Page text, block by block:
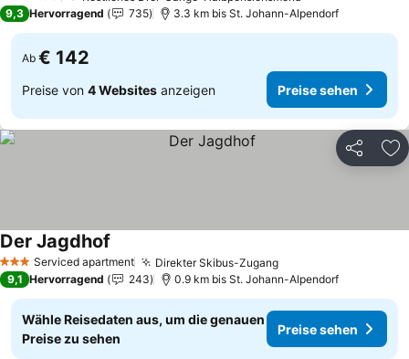
9,3 Hervorragend 735 3.3 km bis St. Johann-Alpendorf
Ab € 142
Preise von 4 Websites anzeigen Preise sehen
Teilen
3 SterneServiced apartment Direkter Skibus-Zugang
Der Jagdhof
9,1 Hervorragend 243 0.9 km bis St. Johann-Alpendorf
Wähle Reisedaten aus, um die genauen
Preise zu sehen
Preise sehen